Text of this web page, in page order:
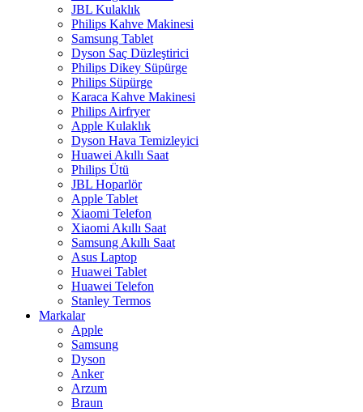
JBL Kulaklık
Philips Kahve Makinesi
Samsung Tablet
Dyson Saç Düzleştirici
Philips Dikey Süpürge
Philips Süpürge
Karaca Kahve Makinesi
Philips Airfryer
Apple Kulaklık
Dyson Hava Temizleyici
Huawei Akıllı Saat
Philips Ütü
JBL Hoparlör
Apple Tablet
Xiaomi Telefon
Xiaomi Akıllı Saat
Samsung Akıllı Saat
Asus Laptop
Huawei Tablet
Huawei Telefon
Stanley Termos
Markalar
Apple
Samsung
Dyson
Anker
Arzum
Braun